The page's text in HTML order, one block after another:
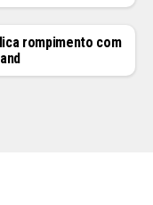
rompimento com